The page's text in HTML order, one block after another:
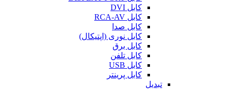
کابل DVI
کابل RCA-AV
کابل صدا
کابل نوری (اپتیکال)
کابل برق
کابل تلفن
کابل USB
کابل پرینتر
تبدیل